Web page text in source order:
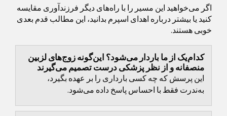
اگر می‌خواهید این مسیر را با راه‌های دیگر فرزندآوری مقایسه
کنید یا بیشتر درباره اهدای اسپرم بدانید، این مطالب قدم بعدی
خوبی هستند.
کدام‌یک از ما باردار می‌شود؟ این‌گونه زوج‌های لزبین
منصفانه و از نظر پزشکی درست تصمیم می‌گیرند
این پرسش که چه کسی بارداری را بر عهده بگیرد،
به‌ندرت فقط با احساس پاسخ داده می‌شود.